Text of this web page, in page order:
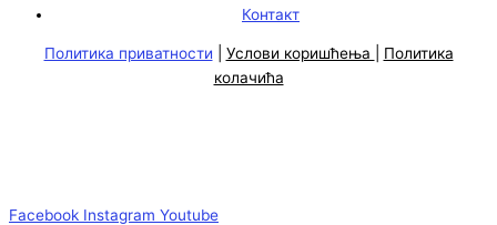
Контакт
Политика приватности Услови коришћења
Политика
колачића
Facebook Instagram Youtube